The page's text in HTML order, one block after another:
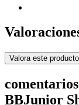
Valora este producto
BBJunior